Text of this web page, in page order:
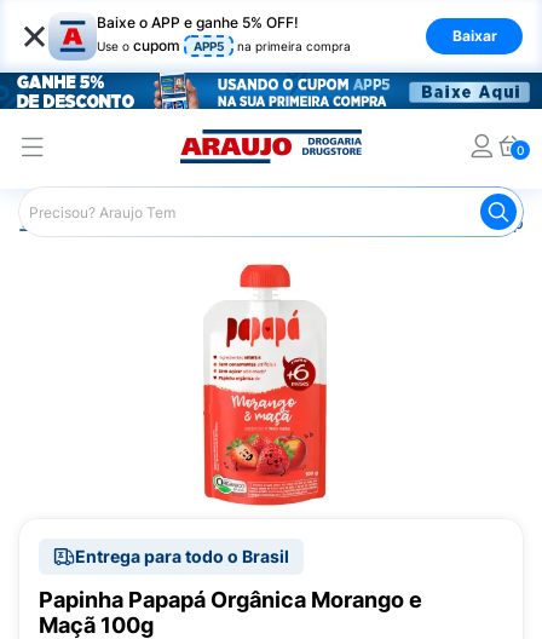
× Baixe o APP e ganhe 5% OFF!
Use o cupom APP5 na primeira compra
Baixar
0
Araujo Infantil
Entrega para todo o Brasil
Papinha Papapá Orgânica Morango e
Maçã 100g